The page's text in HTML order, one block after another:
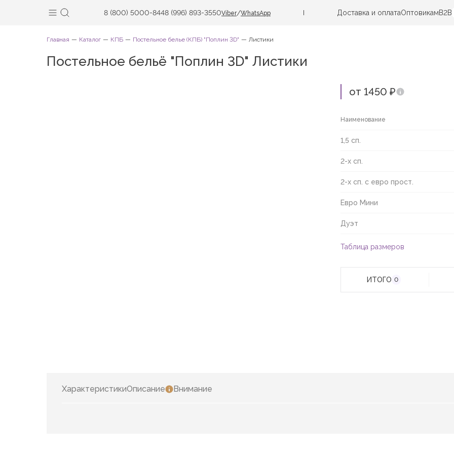
8 (800) 5000-8448 (996) 893-3550Viber/WhatsApp Доставка и оплатаОптовикамB2B
Главная Каталог КПБ Постельное белье (КПБ) "Поплин 3D" Листики
Постельное бельё "Поплин 3D" Листики
от 1450 ₽
Наименование
1,5 сп.
2-х сп.
2-х сп. с евро прост.
Евро Мини
Дуэт
Таблица размеров
ИТОГО 0
ХарактеристикиОписание Внимание